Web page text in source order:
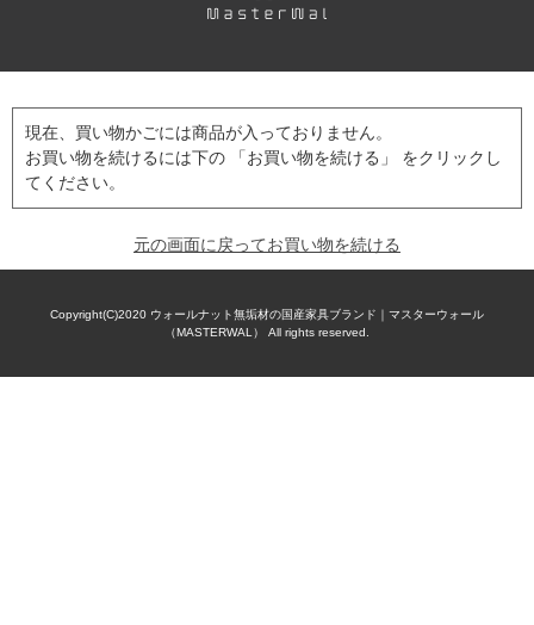
現在、買い物かごには商品が入っておりません。
お買い物を続けるには下の 「お買い物を続ける」 をクリックし
てください。
元の画面に戻ってお買い物を続ける
Copyright(C)2020 ウォールナット無垢材の国産家具ブランド｜マスターウォール
（MASTERWAL） All rights reserved.